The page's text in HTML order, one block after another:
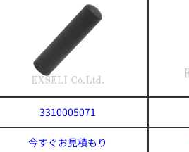
3310005071
今すぐお見積もり